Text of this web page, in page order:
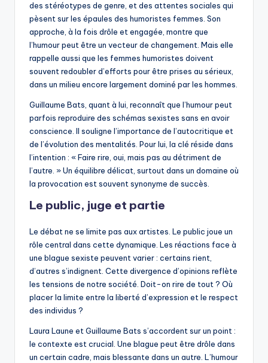
des stéréotypes de genre, et des attentes sociales qui
pèsent sur les épaules des humoristes femmes. Son
approche, à la fois drôle et engagée, montre que
l’humour peut être un vecteur de changement. Mais elle
rappelle aussi que les femmes humoristes doivent
souvent redoubler d’efforts pour être prises au sérieux,
dans un milieu encore largement dominé par les hommes.
Guillaume Bats, quant à lui, reconnaît que l’humour peut
parfois reproduire des schémas sexistes sans en avoir
conscience. Il souligne l’importance de l’autocritique et
de l’évolution des mentalités. Pour lui, la clé réside dans
l’intention : « Faire rire, oui, mais pas au détriment de
l’autre. » Un équilibre délicat, surtout dans un domaine où
la provocation est souvent synonyme de succès.
Le public, juge et partie
Le débat ne se limite pas aux artistes. Le public joue un
rôle central dans cette dynamique. Les réactions face à
une blague sexiste peuvent varier : certains rient,
d’autres s’indignent. Cette divergence d’opinions reflète
les tensions de notre société. Doit-on rire de tout ? Où
placer la limite entre la liberté d’expression et le respect
des individus ?
Laura Laune et Guillaume Bats s’accordent sur un point :
le contexte est crucial. Une blague peut être drôle dans
un certain cadre, mais blessante dans un autre. L’humour